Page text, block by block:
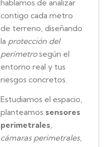
hablamos de analizar
contigo cada metro
de terreno, diseñando
la protección del
perímetrosegún el
entorno real y tus
riesgos concretos.
Estudiamos el espacio,
planteamos sensores
perimetrales,
cámaras perimetrales,